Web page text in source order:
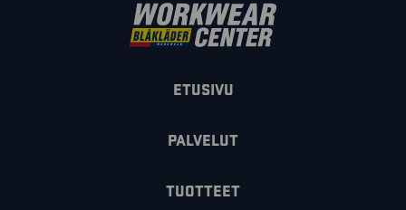
ETUSIVU
PALVELUT
TUOTTEET